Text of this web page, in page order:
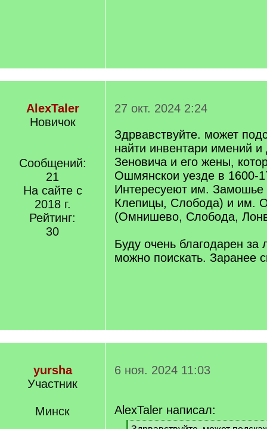
AlexTaler
Новичок
Сообщений:
21
На сайте с
2018 г.
Рейтинг:
30
27 окт. 2024 2:24
Здрвавствуйте. может
найти инвентари имений
Зеновича и его жены,
Ошмянскои уезде в 1600-
Интересуеют им.
Клепицы, Слобода) и им.
(Омнишево, Слобода,
Буду очень благодарен за
можно поискать. Заранее
yursha
Участник
Минск
6 ноя. 2024 11:03
AlexTaler написал: